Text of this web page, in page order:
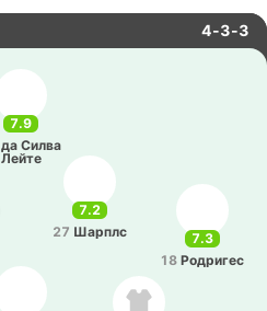
4-3-3
7.9
да Силва
Лейте
7.3
18 Ро­дри­гес
7.2
27 Шарплс